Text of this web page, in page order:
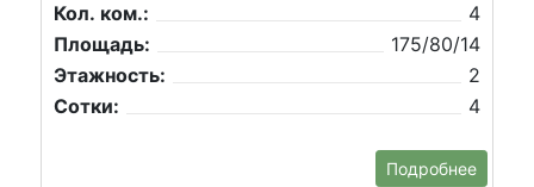
Кол. ком.:
4
Площадь:
175/80/14
Этажность:
2
Сотки:
4
Подробнее